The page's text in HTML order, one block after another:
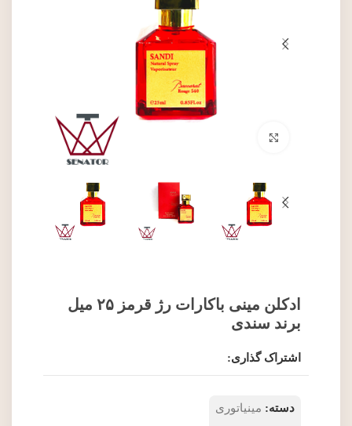
ادکلن مینی باکارات رژ قرمز ۲۵ میل
برند سندی
اشتراک گذاری:
دسته: مینیاتوری